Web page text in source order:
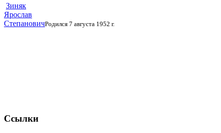
Зиняк
Ярослав
СтепановичРодился 7 августа 1952 г.
Ссылки